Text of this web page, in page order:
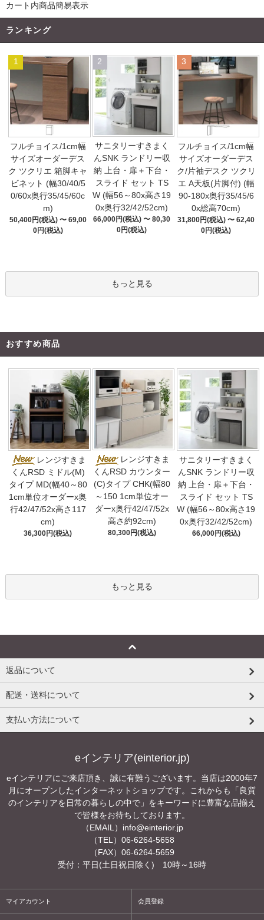
カート内商品簡易表示
ランキング
1
フルチョイス/1cm幅
サイズオーダーデス
ク ツクリエ 箱脚キャ
ビネット (幅30/40/5
0/60x奥行35/45/60c
m)
50,400円(税込) 〜 69,00
0円(税込)
2
サニタリーすきまく
んSNK ランドリー収
納 上台・扉＋下台・
スライド セット TS
W (幅56～80x高さ19
0x奥行32/42/52cm)
66,000円(税込) 〜 80,30
0円(税込)
3
フルチョイス/1cm幅
サイズオーダーデス
ク/片袖デスク ツクリ
エ A天板(片脚付) (幅
90-180x奥行35/45/6
0x総高70cm)
31,800円(税込) 〜 62,40
0円(税込)
もっと見る
おすすめ商品
レンジすきま
くんRSD ミドル(M)
タイプ MD(幅40～80
1cm単位オーダーx奥
行42/47/52x高さ117
cm)
36,300円(税込)
レンジすきま
くんRSD カウンター
(C)タイプ CHK(幅80
～150 1cm単位オー
ダーx奥行42/47/52x
高さ約92cm)
80,300円(税込)
サニタリーすきまく
んSNK ランドリー収
納 上台・扉＋下台・
スライド セット TS
W (幅56～80x高さ19
0x奥行32/42/52cm)
66,000円(税込)
もっと見る
返品について
配送・送料について
支払い方法について
eインテリア(einterior.jp)
eインテリアにご来店頂き、誠に有難うございます。当店は2000年7
月にオープンしたインターネットショップです。これからも「良質
のインテリアを日常の暮らしの中で」をキーワードに豊富な品揃え
で皆様をお待ちしております。
（EMAIL） info@einterior.jp
（TEL）06-6264-5658
（FAX）06-6264-5659
受付：平日(土日祝日除く) 10時～16時
マイアカウント 会員登録